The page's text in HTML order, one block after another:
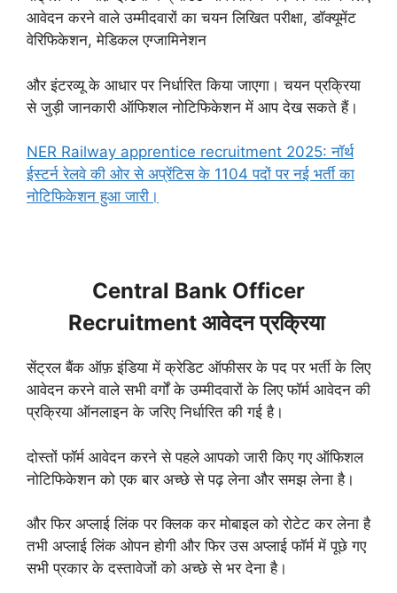
आवेदन करने वाले उम्मीदवारों का चयन लिखित परीक्षा, डॉक्यूमेंट
वेरिफिकेशन, मेडिकल एग्जामिनेशन
और इंटरव्यू के आधार पर निर्धारित किया जाएगा। चयन प्रक्रिया
से जुड़ी जानकारी ऑफिशल नोटिफिकेशन में आप देख सकते हैं।
NER Railway apprentice recruitment 2025: नॉर्थ
ईस्टर्न रेलवे की ओर से अप्रेंटिस के 1104 पदों पर नई भर्ती का
नोटिफिकेशन हुआ जारी।
Central Bank Officer
Recruitment आवेदन प्रक्रिया
सेंट्रल बैंक ऑफ़ इंडिया में क्रेडिट ऑफीसर के पद पर भर्ती के लिए
आवेदन करने वाले सभी वर्गों के उम्मीदवारों के लिए फॉर्म आवेदन की
प्रक्रिया ऑनलाइन के जरिए निर्धारित की गई है।
दोस्तों फॉर्म आवेदन करने से पहले आपको जारी किए गए ऑफिशल
नोटिफिकेशन को एक बार अच्छे से पढ़ लेना और समझ लेना है।
और फिर अप्लाई लिंक पर क्लिक कर मोबाइल को रोटेट कर लेना है
तभी अप्लाई लिंक ओपन होगी और फिर उस अप्लाई फॉर्म में पूछे गए
सभी प्रकार के दस्तावेजों को अच्छे से भर देना है।